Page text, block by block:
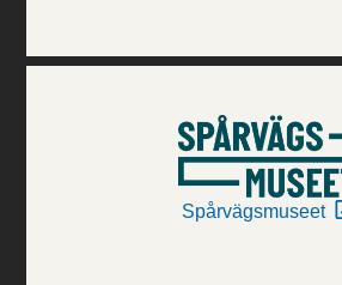
Spårvägsmuseet